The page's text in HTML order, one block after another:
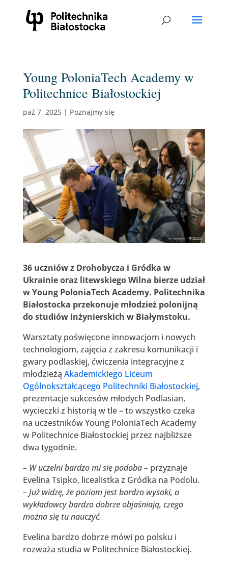
Young PoloniaTech Academy w
Politechnice Białostockiej
paź 7, 2025| Poznajmy się
36 uczniów z Drohobycza i Gródka w
Ukrainie oraz litewskiego Wilna bierze udział
w Young PoloniaTech Academy. Politechnika
Białostocka przekonuje młodzież polonijną
do studiów inżynierskich w Białymstoku.
Warsztaty poświęcone innowacjom i nowych
technologiom, zajęcia z zakresu komunikacji i
gwary podlaskiej, ćwiczenia integracyjne z
młodzieżą Akademickiego Liceum
Ogólnokształcącego Politechniki Białostockiej,
prezentacje sukcesów młodych Podlasian,
wycieczki z historią w tle – to wszystko czeka
na uczestników Young PoloniaTech Academy
w Politechnice Białostockiej przez najbliższe
dwa tygodnie.
– W uczelni bardzo mi się podoba – przyznaje
Evelina Tsipko, licealistka z Gródka na Podolu.
– Już widzę, że poziom jest bardzo wysoki, a
wykładowcy bardzo dobrze objaśniają, czego
można się tu nauczyć.
Evelina bardzo dobrze mówi po polsku i
rozważa studia w Politechnice Białostockiej.